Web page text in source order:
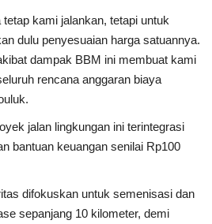
kami jalankan, tetapi untuk
dulu penyesuaian harga satuannya.
dampak BBM ini membuat kami
rencana anggaran biaya
jalan lingkungan ini terintegrasi
bantuan keuangan senilai Rp100
difokuskan untuk semenisasi dan
sepanjang 10 kilometer, demi